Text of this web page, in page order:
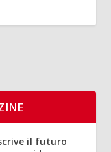
il futuro